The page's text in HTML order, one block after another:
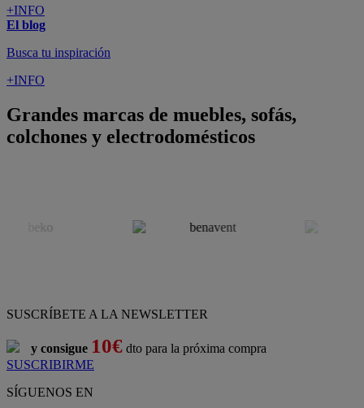
+INFO
El blog
Busca tu inspiración
+INFO
Grandes marcas de muebles, sofás,
colchones y electrodomésticos
SUSCRÍBETE A LA NEWSLETTER
y consigue 10€ dto para la próxima compra
SUSCRIBIRME
SÍGUENOS EN